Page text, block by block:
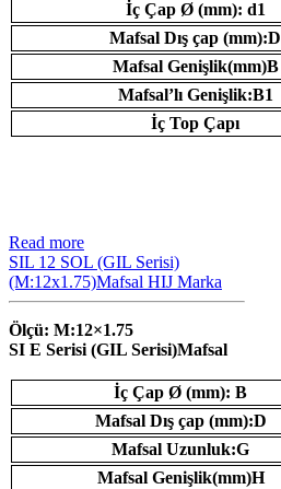
İç Çap Ø (mm): d1
Mafsal Dış çap (mm):D
Mafsal Genişlik(mm)B
Mafsal’lı Genişlik:B1
İç Top Çapı
Read more
SIL 12 SOL (GIL Serisi)
(M:12x1.75)Mafsal HIJ Marka
Ölçü: M:12×1.75
SI E Serisi (GIL Serisi)Mafsal
İç Çap Ø (mm): B
Mafsal Dış çap (mm):D
Mafsal Uzunluk:G
Mafsal Genişlik(mm)H